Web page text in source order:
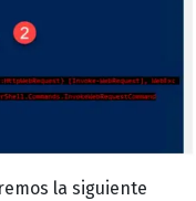
la siguiente